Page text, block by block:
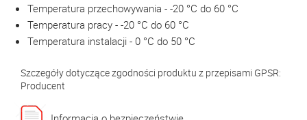
Temperatura przechowywania - -20 °C do 60 °C
Temperatura pracy - -20 °C do 60 °C
Temperatura instalacji - 0 °C do 50 °C
Szczegóły dotyczące zgodności produktu z przepisami GPSR:
Producent